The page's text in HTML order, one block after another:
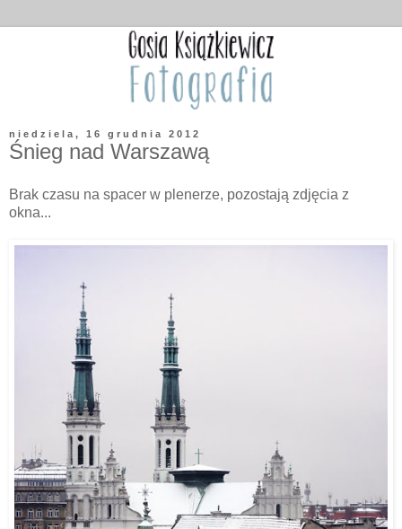
niedziela, 16 grudnia 2012
Śnieg nad Warszawą
Brak czasu na spacer w plenerze, pozostają zdjęcia z
okna...